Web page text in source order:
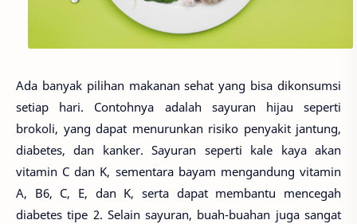
Ada banyak pilihan makanan sehat yang bisa dikonsumsi
setiap hari. Contohnya adalah sayuran hijau seperti
brokoli, yang dapat menurunkan risiko penyakit jantung,
diabetes, dan kanker. Sayuran seperti kale kaya akan
vitamin C dan K, sementara bayam mengandung vitamin
A, B6, C, E, dan K, serta dapat membantu mencegah
diabetes tipe 2. Selain sayuran, buah-buahan juga sangat